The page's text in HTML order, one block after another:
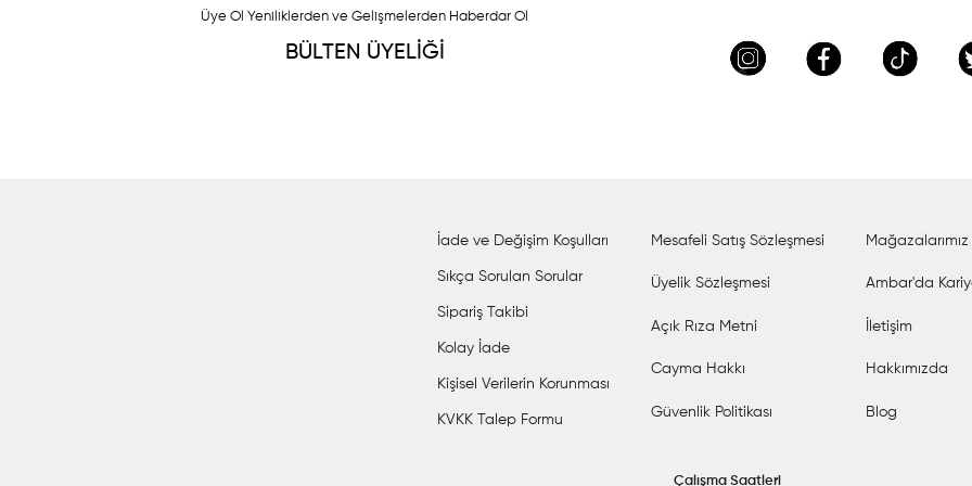
Üye Ol Yeniliklerden ve Gelişmelerden Haberdar Ol
BÜLTEN ÜYELİĞİ
İade ve Değişim Koşulları
Sıkça Sorulan Sorular
Sipariş Takibi
Kolay İade
Kişisel Verilerin Korunması
KVKK Talep Formu
Mesafeli Satış Sözleşmesi
Üyelik Sözleşmesi
Açık Rıza Metni
Cayma Hakkı
Güvenlik Politikası
Mağazalarımız
Ambar'da
İletişim
Hakkımızda
Blog
Çalışma Saatleri